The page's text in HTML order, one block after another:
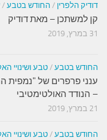
דודיק הלפרין / החודש בטבע /
קן למשתכן – מאת דודיק
31 במרץ, 2019
החודש בטבע /טבע ושינויי
ענני פרפרים של "נמפית
– הנודד האולטימטיבי
21 במרץ, 2019
החודש בטבע /טבע ושינויי